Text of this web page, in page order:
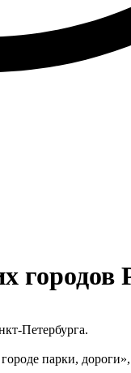
городов
Петербурга.
парки,